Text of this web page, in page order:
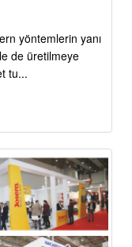
yöntemlerin yanı
de üretilmeye
tu...